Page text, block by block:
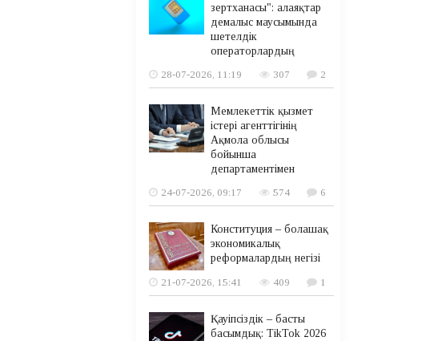
зертханасы": алаяқтар
демалыс маусымында
шетелдік
операторлардың
28-07-2026, 11:19
307 2
Мемлекеттік қызмет
істері агенттігінің
Ақмола облысы
бойынша
департаментімен
24-07-2026, 09:17
574 6
Конституция – болашақ
экономикалық
реформалардың негізі
21-07-2026, 15:41
409 1
Қауіпсіздік – басты
басымдық: TikTok 2026